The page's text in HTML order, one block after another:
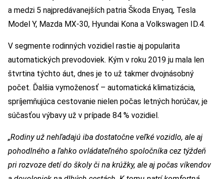
a medzi 5 najpredávanejších patria Škoda Enyaq, Tesla
Model Y, Mazda MX-30, Hyundai Kona a Volkswagen ID.4.
V segmente rodinných vozidiel rastie aj popularita
automatických prevodoviek. Kým v roku 2019 ju mala len
štvrtina týchto áut, dnes je to už takmer dvojnásobný
počet. Ďalšia vymoženosť – automatická klimatizácia,
spríjemňujúca cestovanie nielen počas letných horúčav, je
súčasťou výbavy už v prípade 84 % vozidiel.
„Rodiny už nehľadajú iba dostatočne veľké vozidlo, ale aj
pohodlného a ľahko ovládateľného spoločníka cez týždeň
pri rozvoze detí do školy či na krúžky, ale aj počas víkendov